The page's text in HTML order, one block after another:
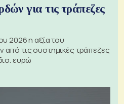
για τις τράπεζες
2026 η αξία του
τις συστημικές τράπεζες
ευρώ